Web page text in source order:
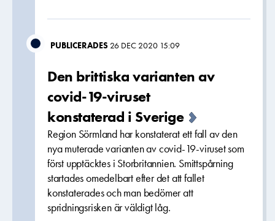
PUBLICERADES 26 DEC 2020 15:09
Den brittiska varianten av
covid-19-viruset
konstaterad i Sverige
Region Sörmland har konstaterat ett fall av den
nya muterade varianten av covid-19-viruset som
först upptäcktes i Storbritannien. Smittspårning
startades omedelbart efter det att fallet
konstaterades och man bedömer att
spridningsrisken är väldigt låg.